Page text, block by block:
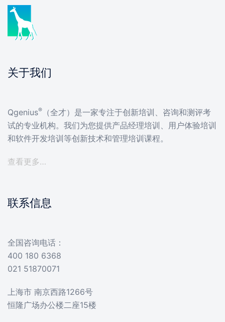
关于我们
Qgenius®
（全才）是一家专注于创新培训、咨询和测评考
试的专业机构。我们为您提供产品经理培训、用户体验培训
和软件开发培训等创新技术和管理培训课程。
查看更多…
联系信息
全国咨询电话：
400 180 6368
021 51870071
上海市 南京西路1266号
恒隆广场办公楼二座15楼